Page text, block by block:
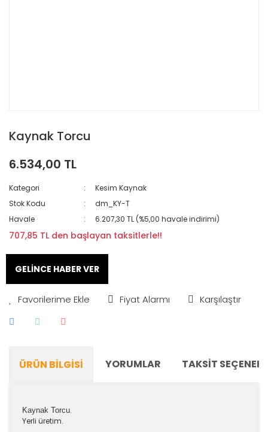
Kaynak Torcu
6.534,00 TL
Kategori
Kesim Kaynak
Stok Kodu
dm_KY-T
Havale
6.207,30 TL (%5,00 havale indirimi)
707,85 TL den başlayan taksitlerle!!
GELİNCE HABER VER
Fiyat Alarmı Karşılaştır
ÜRÜN BILGISI YORUMLAR TAKSIT
Kaynak Torcu.
Yerli üretim.